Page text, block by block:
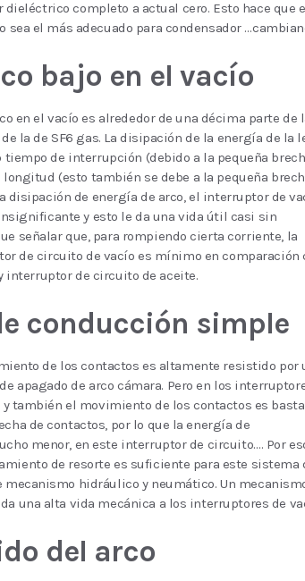
completo a actual cero. Esto hace que
el más adecuado para condensador
bajo en el vacío
en el vacío es alrededor de una décima parte de
la de SF6 gas. La disipación de la energía de la
de interrupción (debido a la pequeña
(esto también se debe a la pequeña
disipación de energía de arco, el interruptor de
y esto le da una vida útil casi sin
señalar que, para rompiendo cierta corriente, la
de circuito de vacío es mínimo en comparación
de circuito de aceite.
conducción simple
de los contactos es altamente resistido por
apagado de arco cámara. Pero en los
también el movimiento de los contactos es
de contactos, por lo que la energía de
menor, en este interruptor de circuito…. Por
de resorte es suficiente para este sistema
hidráulico y neumático. Un
una alta vida mecánica a los interruptores de
del arco